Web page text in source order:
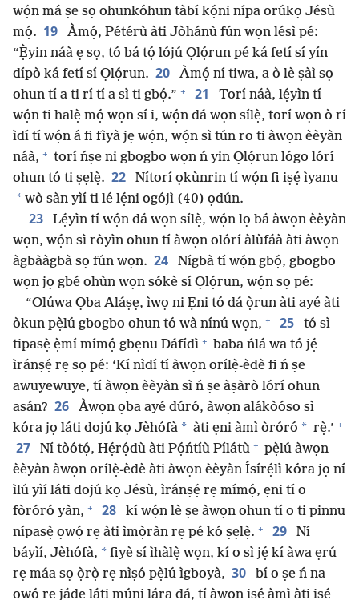
wọ́n má ṣe sọ ohunkóhun tàbí kọ́ni nípa orúkọ Jésù
mọ́. 19
Àmọ́, Pétérù àti Jòhánù fún wọn lésì pé:
“Ẹ̀yin náà ẹ sọ, tó bá tọ́ lójú Ọlọ́run pé ká fetí sí yín
dípò ká fetí sí Ọlọ́run. 20
Àmọ́ ní tiwa, a ò lè ṣàì sọ
ohun tí a ti rí tí a sì ti gbọ́.” + 21
Torí náà, lẹ́yìn tí
wọ́n ti halẹ̀ mọ́ wọn sí i, wọ́n dá wọn sílẹ̀, torí wọn ò rí
ìdí tí wọ́n á fi fìyà jẹ wọ́n, wọ́n sì tún ro ti àwọn èèyàn
náà, + torí ńṣe ni gbogbo wọn ń yin Ọlọ́run lógo lórí
ohun tó ti ṣẹlẹ̀. 22 Nítorí ọkùnrin tí wọ́n fi iṣẹ́ ìyanu
* wò sàn yìí ti lé lẹ́ni ogójì (40) ọdún.
23
Lẹ́yìn tí wọ́n dá wọn sílẹ̀, wọ́n lọ bá àwọn èèyàn
wọn, wọ́n sì ròyìn ohun tí àwọn olórí àlùfáà àti àwọn
àgbààgbà sọ fún wọn. 24
Nígbà tí wọ́n gbọ́, gbogbo
wọn jọ gbé ohùn wọn sókè sí Ọlọ́run, wọ́n sọ pé:
“Olúwa Ọba Aláṣẹ, ìwọ ni Ẹni tó dá ọ̀run àti ayé àti
òkun pẹ̀lú gbogbo ohun tó wà nínú wọn, + 25
tó sì
tipasẹ̀ ẹ̀mí mímọ́ gbẹnu Dáfídì + baba ńlá wa tó jẹ́
ìránṣẹ́ rẹ sọ pé: ‘Kí nìdí tí àwọn orílẹ̀-èdè fi ń ṣe
awuyewuye, tí àwọn èèyàn sì ń ṣe àṣàrò lórí ohun
asán? 26
Àwọn ọba ayé dúró, àwọn alákòóso sì
kóra jọ láti dojú kọ Jèhófà * àti ẹni àmì òróró * rẹ̀.’ +
27 Ní tòótọ́, Hẹ́rọ́dù àti Pọ́ńtíù Pílátù + pẹ̀lú àwọn
èèyàn àwọn orílẹ̀-èdè àti àwọn èèyàn Ísírẹ́lì kóra jọ ní
ìlú yìí láti dojú kọ Jésù, ìránṣẹ́ rẹ mímọ́, ẹni tí o
fòróró yàn, + 28
kí wọ́n lè ṣe àwọn ohun tí o ti pinnu
nípasẹ̀ ọwọ́ rẹ àti ìmọ̀ràn rẹ pé kó ṣẹlẹ̀. + 29
Ní
báyìí, Jèhófà, * fiyè sí ìhàlẹ̀ wọn, kí o sì jẹ́ kí àwa ẹrú
rẹ máa sọ ọ̀rọ̀ rẹ nìṣó pẹ̀lú ìgboyà, 30
bí o ṣe ń na
ọwọ́ rẹ jáde láti múni lára dá, tí àwọn iṣẹ́ àmì àti iṣẹ́